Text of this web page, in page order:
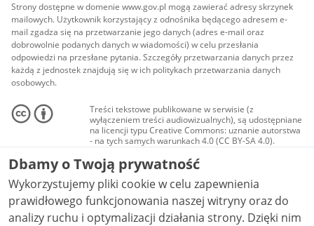
Strony dostępne w domenie www.gov.pl mogą zawierać adresy skrzynek
mailowych. Użytkownik korzystający z odnośnika będącego adresem e-
mail zgadza się na przetwarzanie jego danych (adres e-mail oraz
dobrowolnie podanych danych w wiadomości) w celu przesłania
odpowiedzi na przesłane pytania. Szczegóły przetwarzania danych przez
każdą z jednostek znajdują się w ich politykach przetwarzania danych
osobowych.
Treści tekstowe publikowane w serwisie (z
wyłączeniem treści audiowizualnych), są udostępniane
na licencji typu Creative Commons: uznanie autorstwa
- na tych samych warunkach 4.0 (CC BY-SA 4.0).
Materiały audiowizualne, w tym zdjęcia, materiały
audio i wideo, są udostępniane na licencji typu
Creative Commons: uznanie autorstwa użycie
niekomercyjne - bez utworów zależnych 4.0 (CC BY-
NC-ND 4.0), o ile nie jest to stwierdzone inaczej.
Dbamy o Twoją prywatność
Wykorzystujemy pliki cookie w celu zapewnienia
prawidłowego funkcjonowania naszej witryny oraz do
analizy ruchu i optymalizacji działania strony. Dzięki nim